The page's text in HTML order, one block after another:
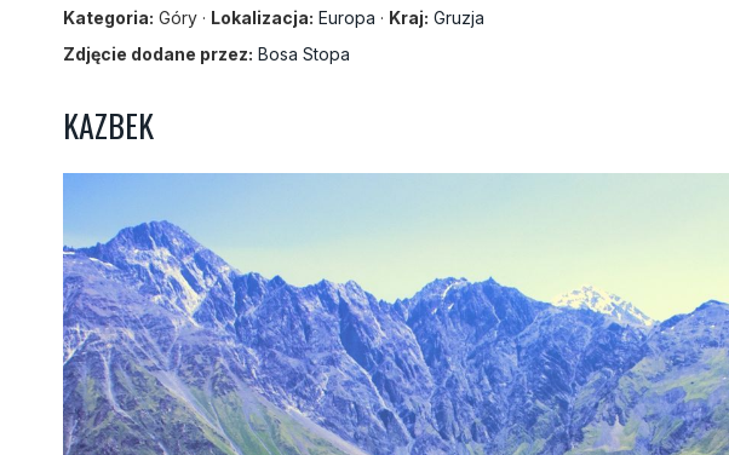
Kategoria: Góry · Lokalizacja: Europa · Kraj: Gruzja
Zdjęcie dodane przez: Bosa Stopa
KAZBEK